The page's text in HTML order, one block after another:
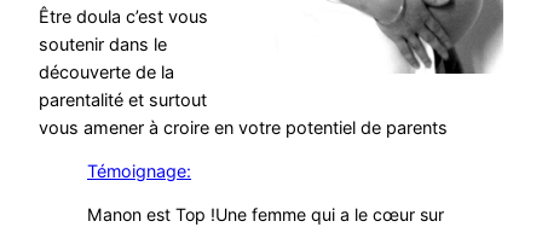
Être doula c’est vous
soutenir dans le
découverte de la
parentalité et surtout
vous amener à croire en votre potentiel de parents
Témoignage:
Manon est Top !Une femme qui a le cœur sur